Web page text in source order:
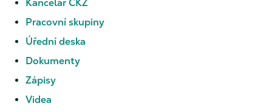
Kancelář ČKZ
Pracovní skupiny
Úřední deska
Dokumenty
Zápisy
Videa